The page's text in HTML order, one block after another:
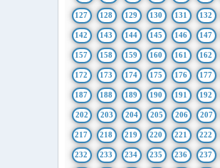
127 128 129 130 131 132
142 143 144 145 146 147
157 158 159 160 161 162
172 173 174 175 176 177
187 188 189 190 191 192
202 203 204 205 206 207
217 218 219 220 221 222
232 233 234 235 236 237